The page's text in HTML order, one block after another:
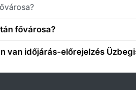
fővárosa?
van időjárás-előrejelzés